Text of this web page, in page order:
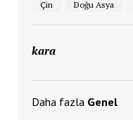
Çin Doğu Asya
kara
Daha fazla Genel